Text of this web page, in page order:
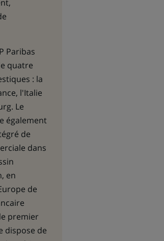
Paribas
quatre
: la
l'Italie
Le
également
de
dans
en
de
premier
dispose de